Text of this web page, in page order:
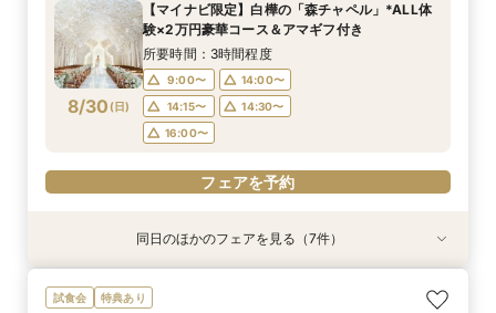
8/29(土 )
9:00〜 14:00〜
フェアを予約
8/29(土 )
9:00〜 14:00〜
フェアを予約
8/29(土 )
10:00〜 15:00〜
フェアを予約
8/29(土 )
9:00〜 14:00〜
フェアを予約
8/29(土 )
9:00〜 14:00〜
フェアを予約
8/29(土 )
9:00〜 14:00〜
フェアを予約
8/29(土 )
9:00〜 14:00〜
フェアを予約
8/30 (日)
【マイナビ限定】白樺の「森チャペル」*ALL体
験×2万円豪華コース＆アマギフ付き
所要時間：3時間程度
9:00〜
14:00〜
14:15〜
14:30〜
16:00〜
フェアを予約
特典あり 動画あり
＼初見学に◎／心躍る花嫁の第一歩♪見積もり相
特典あり
【料理重視の方お勧め】厳選牛＆オマール×オー
【オンライン開催】遠方在住でも安心◆バーチャ
特典あり
【マタニティ花嫁】貸切空間＆短期間でもOKの
特典あり
【少人数W】挙式＆会食プラン♪白樺の森チャペ
特典あり
《徹底比較*2件目以降の方へ》見積り相談×憧れ
特典あり
【貸切で叶うペット婚】全館一緒OK★ペット
同日のほかのフェアを見る（7件）
試食会 特典あり